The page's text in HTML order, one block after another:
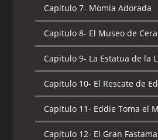
Capitulo 7- Momia Adorada
Capitulo 8- El Museo de Cera
Capitulo 9- La Estatua de la
Capitulo 10- El Rescate de
Capitulo 11- Eddie Toma el
Capitulo 12- El Gran